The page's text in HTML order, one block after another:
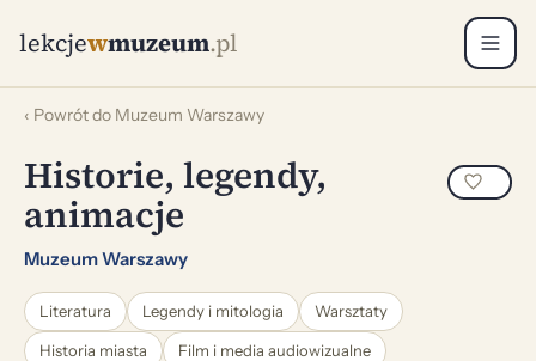
lekcjewmuzeum.pl
‹ Powrót do Muzeum Warszawy
Historie, legendy,
animacje
Muzeum Warszawy
Literatura Legendy i mitologia Warsztaty
Historia miasta Film i media audiowizualne